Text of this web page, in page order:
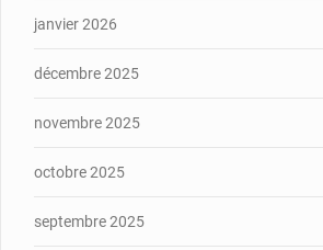
janvier 2026
décembre 2025
novembre 2025
octobre 2025
septembre 2025